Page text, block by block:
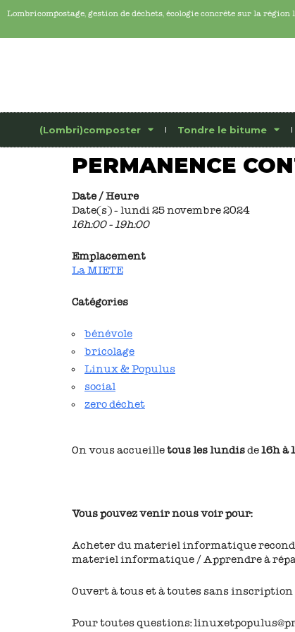
Lombricompostage, gestion de déchets, écologie concrête sur la région
(Lombri)composter Tondre le bitume
PERMANENCE
Date / Heure
Date(s) - lundi 25 novembre 2024
16h:00 - 19h:00
Emplacement
La MIETE
Catégories
bénévole
bricolage
Linux & Populus
social
zero déchet
On vous accueilletous les lundisde16h à
Vous pouvez venir nous voir pour:
Acheter du materiel informatique
materiel informatique / Apprendre à
Ouvert à tous et à toutes sans
Pour toutes questions: